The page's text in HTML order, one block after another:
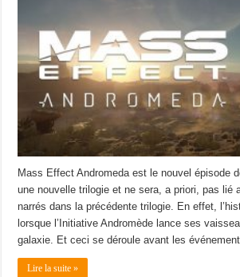
Mass Effect Andromeda est le nouvel épisode
une nouvelle trilogie et ne sera, a priori, pas lié
narrés dans la précédente trilogie. En effet,
lorsque l’Initiative Andromède lance ses
galaxie. Et ceci se déroule avant les
Lire la suite »